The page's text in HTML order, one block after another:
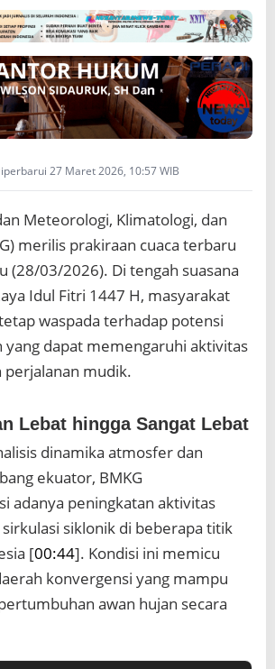
27 Maret 2026, 10:57 WIB
Meteorologi, Klimatologi, dan
merilis prakiraan cuaca terbaru
(28/03/2026). Di tengah suasana
Idul Fitri 1447 H, masyarakat
waspada terhadap potensi
yang dapat memengaruhi aktivitas
mudik.
Lebat hingga Sangat Lebat
dinamika atmosfer dan
ekuator, BMKG
adanya peningkatan aktivitas
siklonik di beberapa titik
[00:44]. Kondisi ini memicu
konvergensi yang mampu
awan hujan secara